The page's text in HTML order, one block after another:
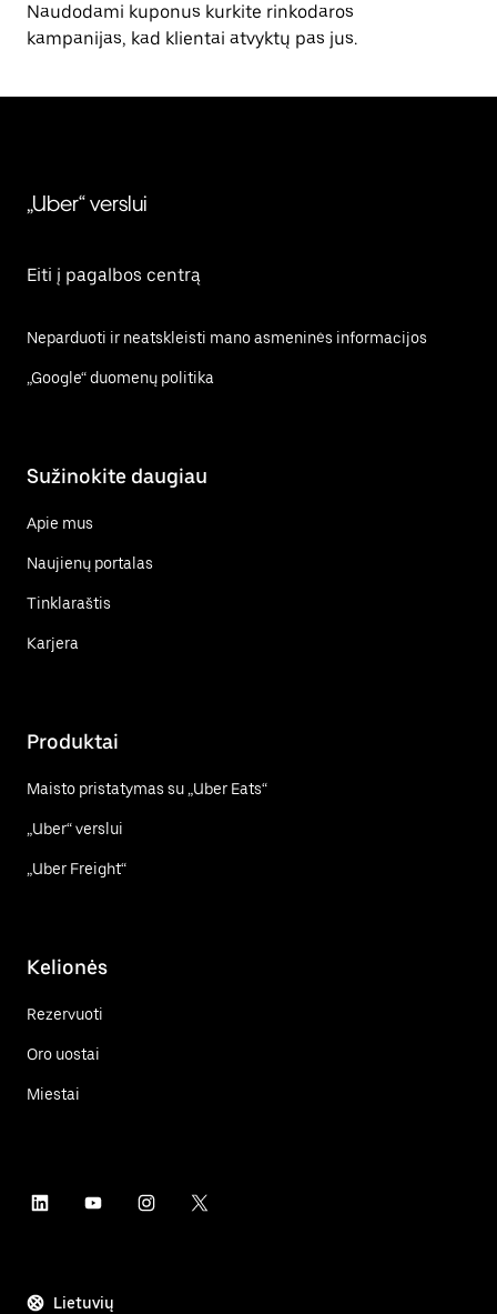
Naudodami kuponus kurkite rinkodaros
kampanijas, kad klientai atvyktų pas jus.
„Uber“ verslui
Eiti į pagalbos centrą
Neparduoti ir neatskleisti mano asmeninės informacijos
„Google“ duomenų politika
Sužinokite daugiau
Apie mus
Naujienų portalas
Tinklaraštis
Karjera
Produktai
Maisto pristatymas su „Uber Eats“
„Uber“ verslui
„Uber Freight“
Kelionės
Rezervuoti
Oro uostai
Miestai
Lietuvių